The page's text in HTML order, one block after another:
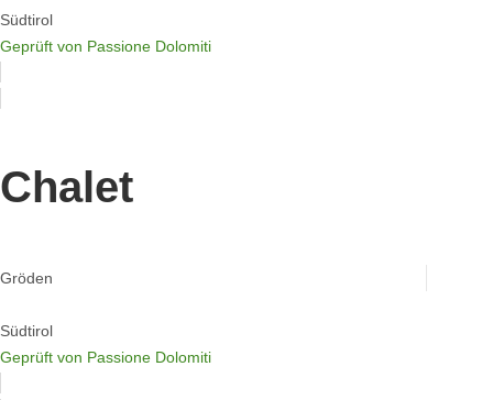
Südtirol
Geprüft von Passione Dolomiti
Chalet
Gröden
Südtirol
Geprüft von Passione Dolomiti